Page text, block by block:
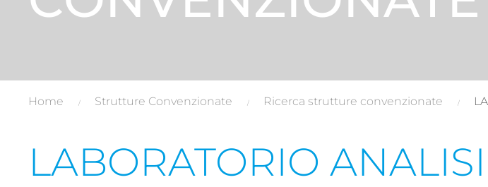
Home Strutture Convenzionate Ricerca strutture convenzionate
LABORATORIO